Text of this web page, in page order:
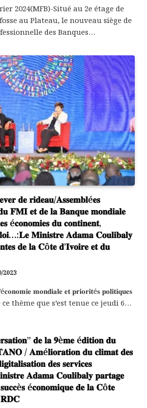
2024(MFB)-Situé au 2e étage de
au Plateau, le nouveau siège de
des Banques…
𝐝𝐞 𝐫𝐢𝐝𝐞𝐚𝐮/𝐀𝐬𝐬𝐞𝐦𝐛𝐥é𝐞𝐬
𝐅𝐌𝐈 𝐞𝐭 𝐝𝐞 𝐥𝐚 𝐁𝐚𝐧𝐪𝐮𝐞 𝐦𝐨𝐧𝐝𝐢𝐚𝐥𝐞
é𝐜𝐨𝐧𝐨𝐦𝐢𝐞𝐬 𝐝𝐮 𝐜𝐨𝐧𝐭𝐢𝐧𝐞𝐧𝐭,
𝐌𝐢𝐧𝐢𝐬𝐭𝐫𝐞 𝐀𝐝𝐚𝐦𝐚 𝐂𝐨𝐮𝐥𝐢𝐛𝐚𝐥𝐲
𝐝𝐞 𝐥𝐚 𝐂ô𝐭𝐞 𝐝’𝐈𝐯𝐨𝐢𝐫𝐞 𝐞𝐭 𝐝𝐮
2023
𝐦𝐨𝐧𝐝𝐢𝐚𝐥𝐞 𝐞𝐭 𝐩𝐫𝐢𝐨𝐫𝐢𝐭é𝐬 𝐩𝐨𝐥𝐢𝐭𝐢𝐪𝐮𝐞𝐬
ce thème que s’est tenue ce jeudi 6…
𝐝𝐞 𝐥𝐚 𝟗è𝐦𝐞 é𝐝𝐢𝐭𝐢𝐨𝐧 𝐝𝐮
/ 𝐀𝐦é𝐥𝐢𝐨𝐫𝐚𝐭𝐢𝐨𝐧 𝐝𝐮 𝐜𝐥𝐢𝐦𝐚𝐭 𝐝𝐞𝐬
𝐝𝐞𝐬 𝐬𝐞𝐫𝐯𝐢𝐜𝐞𝐬
𝐀𝐝𝐚𝐦𝐚 𝐂𝐨𝐮𝐥𝐢𝐛𝐚𝐥𝐲 𝐩𝐚𝐫𝐭𝐚𝐠𝐞
𝐬𝐮𝐜𝐜è𝐬 é𝐜𝐨𝐧𝐨𝐦𝐢𝐪𝐮𝐞 𝐝𝐞 𝐥𝐚 𝐂ô𝐭𝐞
𝐑𝐃𝐂